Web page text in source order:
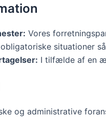
Vores
situationer
I tilfælde af en
og administrative